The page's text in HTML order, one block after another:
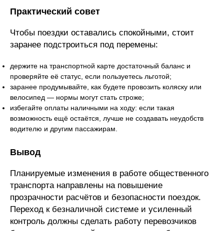
Практический совет
Чтобы поездки оставались спокойными, стоит
заранее подстроиться под перемены:
держите на транспортной карте достаточный баланс и
проверяйте её статус, если пользуетесь льготой;
заранее продумывайте, как будете провозить коляску или
велосипед — нормы могут стать строже;
избегайте оплаты наличными на ходу: если такая
возможность ещё остаётся, лучше не создавать неудобств
водителю и другим пассажирам.
Вывод
Планируемые изменения в работе общественного
транспорта направлены на повышение
прозрачности расчётов и безопасности поездок.
Переход к безналичной системе и усиленный
контроль должны сделать работу перевозчиков